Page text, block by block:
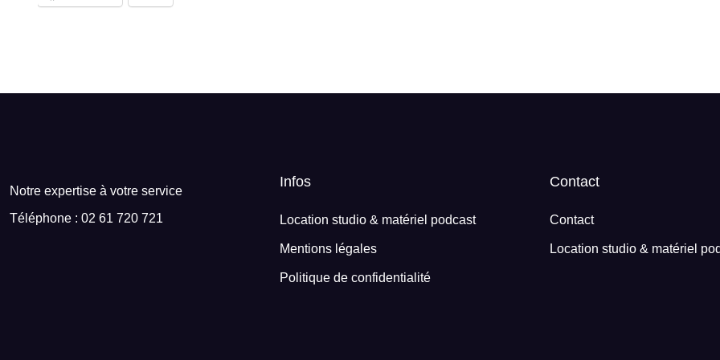
Notre expertise à votre service
Téléphone : 02 61 720 721
Infos
Location studio & matériel podcast
Mentions légales
Politique de confidentialité
Contact
Contact
Location studio & matériel